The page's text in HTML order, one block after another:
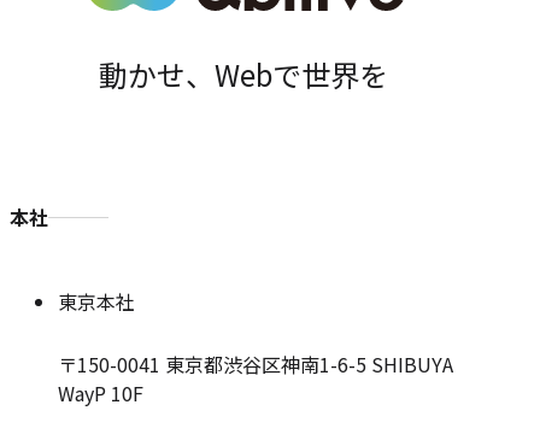
動かせ、Webで世界を
本社
東京本社
〒150-0041 東京都渋谷区神南1-6-5 SHIBUYA
WayP 10F